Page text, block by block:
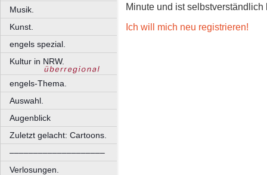
Musik.
Kunst.
engels spezial.
Kultur in NRW.
engels-Thema.
Auswahl.
Augenblick
Zuletzt gelacht: Cartoons.
––––––––––––––––––––
Verlosungen.
Minute und ist selbstverständlich
Ich will mich neu registrieren!